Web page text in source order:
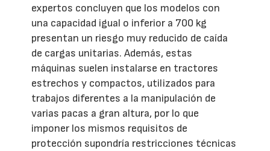
expertos concluyen que los modelos con
una capacidad igual o inferior a 700 kg
presentan un riesgo muy reducido de caída
de cargas unitarias. Además, estas
máquinas suelen instalarse en tractores
estrechos y compactos, utilizados para
trabajos diferentes a la manipulación de
varias pacas a gran altura, por lo que
imponer los mismos requisitos de
protección supondría restricciones técnicas